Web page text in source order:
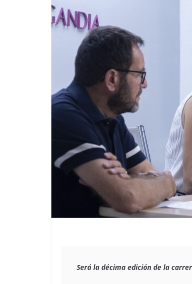
Será la décima edición de la